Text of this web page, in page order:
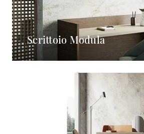
Scrittoio Modula